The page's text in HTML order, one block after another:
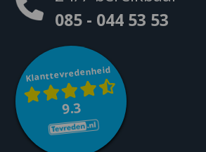
085 - 044 53 53
Klanttevredenheid
9.3